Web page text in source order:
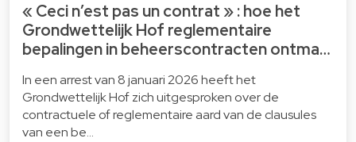
« Ceci n’est pas un contrat » : hoe het
Grondwettelijk Hof reglementaire
bepalingen in beheerscontracten ontma…
In een arrest van 8 januari 2026 heeft het
Grondwettelijk Hof zich uitgesproken over de
contractuele of reglementaire aard van de clausules
van een be…